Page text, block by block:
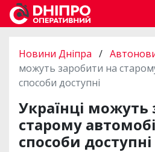
Новини Дніпра /
можуть заробити на
способи доступні
Українці можуть
старому
способи доступні